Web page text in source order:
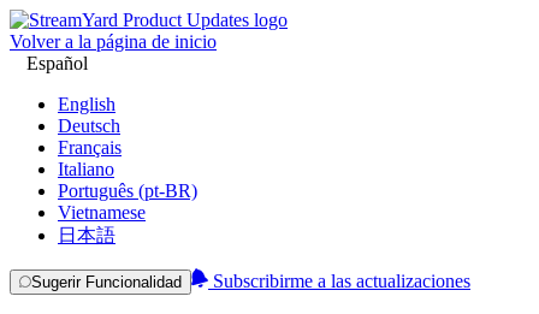
Volver a la página de inicio
Español
English
Deutsch
Français
Italiano
Português (pt-BR)
Vietnamese
日本語
Sugerir Funcionalidad Subscribirme a las actualizaciones